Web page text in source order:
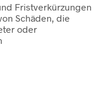
Fristverkürzungen
Schäden, die
oder